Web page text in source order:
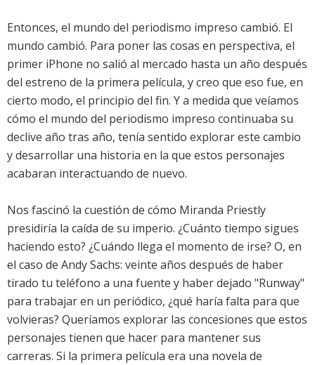
Entonces, el mundo del periodismo impreso cambió. El
mundo cambió. Para poner las cosas en perspectiva, el
primer iPhone no salió al mercado hasta un año después
del estreno de la primera película, y creo que eso fue, en
cierto modo, el principio del fin. Y a medida que veíamos
cómo el mundo del periodismo impreso continuaba su
declive año tras año, tenía sentido explorar este cambio
y desarrollar una historia en la que estos personajes
acabaran interactuando de nuevo.
Nos fascinó la cuestión de cómo Miranda Priestly
presidiría la caída de su imperio. ¿Cuánto tiempo sigues
haciendo esto? ¿Cuándo llega el momento de irse? O, en
el caso de Andy Sachs: veinte años después de haber
tirado tu teléfono a una fuente y haber dejado "Runway"
para trabajar en un periódico, ¿qué haría falta para que
volvieras? Queríamos explorar las concesiones que estos
personajes tienen que hacer para mantener sus
carreras. Si la primera película era una novela de